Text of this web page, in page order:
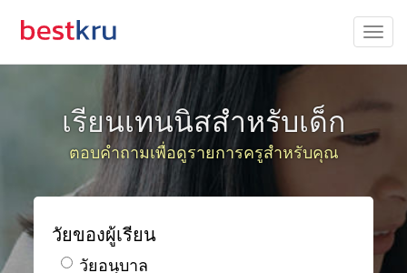
เรียนเทนนิสสำหรับเด็ก
ตอบคำถามเพื่อดูรายการครูสำหรับคุณ
วัยของผู้เรียน
วัยอนุบาล